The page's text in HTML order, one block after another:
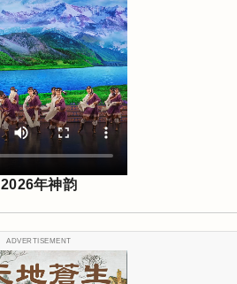
2026年神韵
ADVERTISEMENT